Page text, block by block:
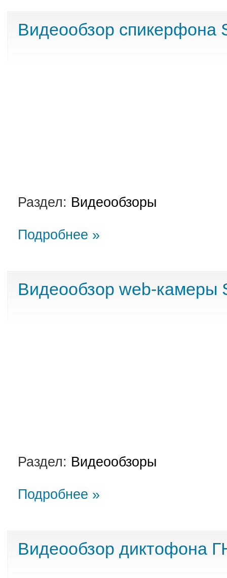
Видеообзор спикерфона
Раздел: Видеообзоры
Подробнее »
Видеообзор web-камеры
Раздел: Видеообзоры
Подробнее »
Видеообзор диктофона